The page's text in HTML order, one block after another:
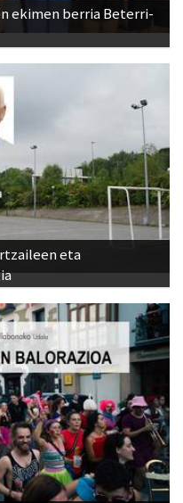
ekimen berria Beterri-
eta